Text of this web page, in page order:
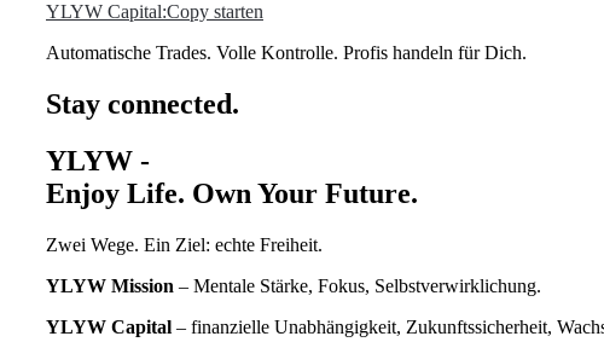
YLYW Capital:Copy starten
Automatische Trades. Volle Kontrolle. Profis handeln für Dich.
Stay connected.
YLYW -
Enjoy Life. Own Your Future.
Zwei Wege. Ein Ziel: echte Freiheit.
YLYW Mission – Mentale Stärke, Fokus, Selbstverwirklichung.
YLYW Capital – finanzielle Unabhängigkeit, Zukunftssicherheit,